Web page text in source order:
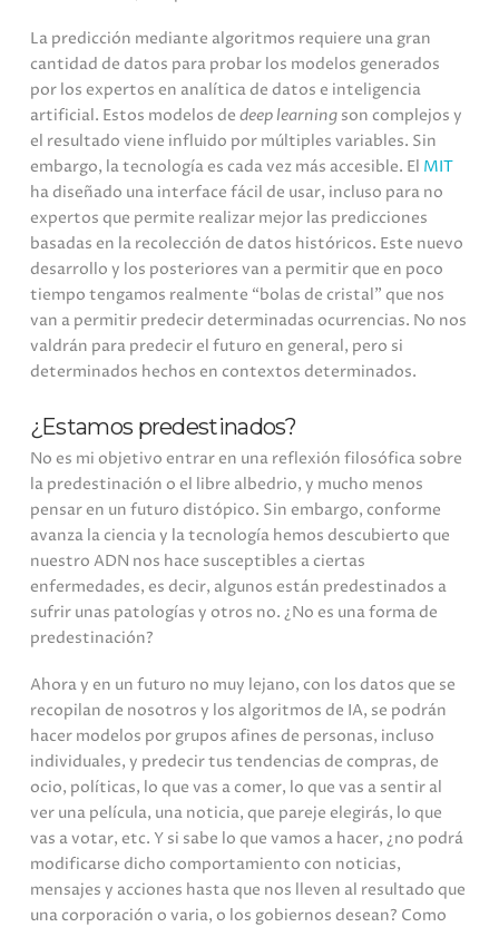
La predicción mediante algoritmos requiere una gran
cantidad de datos para probar los modelos generados
por los expertos en analítica de datos e inteligencia
artificial. Estos modelos de deep learningson complejos y
el resultado viene influido por múltiples variables. Sin
embargo, la tecnología es cada vez más accesible. El MIT
ha diseñado una interface fácil de usar, incluso para no
expertos que permite realizar mejor las predicciones
basadas en la recolección de datos históricos. Este nuevo
desarrollo y los posteriores van a permitir que en poco
tiempo tengamos realmente “bolas de cristal” que nos
van a permitir predecir determinadas ocurrencias. No nos
valdrán para predecir el futuro en general, pero si
determinados hechos en contextos determinados.
¿Estamos predestinados?
No es mi objetivo entrar en una reflexión filosófica sobre
la predestinación o el libre albedrio, y mucho menos
pensar en un futuro distópico. Sin embargo, conforme
avanza la ciencia y la tecnología hemos descubierto que
nuestro ADN nos hace susceptibles a ciertas
enfermedades, es decir, algunos están predestinados a
sufrir unas patologías y otros no. ¿No es una forma de
predestinación?
Ahora y en un futuro no muy lejano, con los datos que se
recopilan de nosotros y los algoritmos de IA, se podrán
hacer modelos por grupos afines de personas, incluso
individuales, y predecir tus tendencias de compras, de
ocio, políticas, lo que vas a comer, lo que vas a sentir al
ver una película, una noticia, que pareje elegirás, lo que
vas a votar, etc. Y si sabe lo que vamos a hacer, ¿no podrá
modificarse dicho comportamiento con noticias,
mensajes y acciones hasta que nos lleven al resultado que
una corporación o varia, o los gobiernos desean? Como